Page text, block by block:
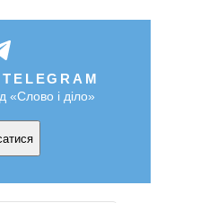
«Слово і діло»